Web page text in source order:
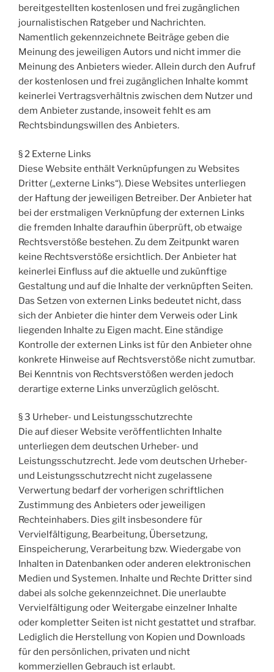
bereitgestellten kostenlosen und frei zugänglichen
journalistischen Ratgeber und Nachrichten.
Namentlich gekennzeichnete Beiträge geben die
Meinung des jeweiligen Autors und nicht immer die
Meinung des Anbieters wieder. Allein durch den Aufruf
der kostenlosen und frei zugänglichen Inhalte kommt
keinerlei Vertragsverhältnis zwischen dem Nutzer und
dem Anbieter zustande, insoweit fehlt es am
Rechtsbindungswillen des Anbieters.
§ 2 Externe Links
Diese Website enthält Verknüpfungen zu Websites
Dritter („externe Links“). Diese Websites unterliegen
der Haftung der jeweiligen Betreiber. Der Anbieter hat
bei der erstmaligen Verknüpfung der externen Links
die fremden Inhalte daraufhin überprüft, ob etwaige
Rechtsverstöße bestehen. Zu dem Zeitpunkt waren
keine Rechtsverstöße ersichtlich. Der Anbieter hat
keinerlei Einfluss auf die aktuelle und zukünftige
Gestaltung und auf die Inhalte der verknüpften Seiten.
Das Setzen von externen Links bedeutet nicht, dass
sich der Anbieter die hinter dem Verweis oder Link
liegenden Inhalte zu Eigen macht. Eine ständige
Kontrolle der externen Links ist für den Anbieter ohne
konkrete Hinweise auf Rechtsverstöße nicht zumutbar.
Bei Kenntnis von Rechtsverstößen werden jedoch
derartige externe Links unverzüglich gelöscht.
§ 3 Urheber- und Leistungsschutzrechte
Die auf dieser Website veröffentlichten Inhalte
unterliegen dem deutschen Urheber- und
Leistungsschutzrecht. Jede vom deutschen Urheber-
und Leistungsschutzrecht nicht zugelassene
Verwertung bedarf der vorherigen schriftlichen
Zustimmung des Anbieters oder jeweiligen
Rechteinhabers. Dies gilt insbesondere für
Vervielfältigung, Bearbeitung, Übersetzung,
Einspeicherung, Verarbeitung bzw. Wiedergabe von
Inhalten in Datenbanken oder anderen elektronischen
Medien und Systemen. Inhalte und Rechte Dritter sind
dabei als solche gekennzeichnet. Die unerlaubte
Vervielfältigung oder Weitergabe einzelner Inhalte
oder kompletter Seiten ist nicht gestattet und strafbar.
Lediglich die Herstellung von Kopien und Downloads
für den persönlichen, privaten und nicht
kommerziellen Gebrauch ist erlaubt.